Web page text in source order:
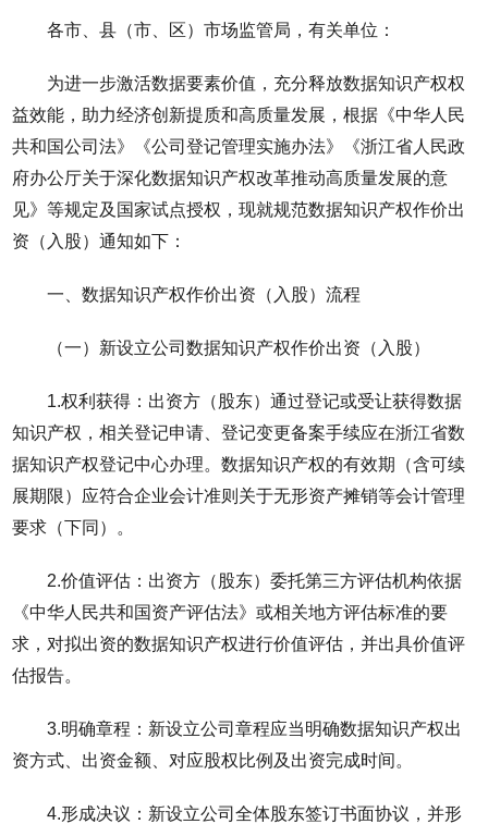
各市、县（市、区）市场监管局，有关单位：
为进一步激活数据要素价值，充分释放数据知识产权权
益效能，助力经济创新提质和高质量发展，根据《中华人民
共和国公司法》《公司登记管理实施办法》《浙江省人民政
府办公厅关于深化数据知识产权改革推动高质量发展的意
见》等规定及国家试点授权，现就规范数据知识产权作价出
资（入股）通知如下：
一、数据知识产权作价出资（入股）流程
（一）新设立公司数据知识产权作价出资（入股）
1.权利获得：出资方（股东）通过登记或受让获得数据
知识产权，相关登记申请、登记变更备案手续应在浙江省数
据知识产权登记中心办理。数据知识产权的有效期（含可续
展期限）应符合企业会计准则关于无形资产摊销等会计管理
要求（下同）。
2.价值评估：出资方（股东）委托第三方评估机构依据
《中华人民共和国资产评估法》或相关地方评估标准的要
求，对拟出资的数据知识产权进行价值评估，并出具价值评
估报告。
3.明确章程：新设立公司章程应当明确数据知识产权出
资方式、出资金额、对应股权比例及出资完成时间。
4.形成决议：新设立公司全体股东签订书面协议，并形